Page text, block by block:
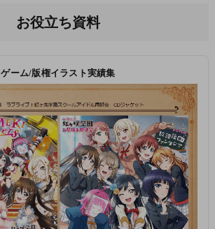
お役立ち資料
ゲーム/版権イラスト実績集